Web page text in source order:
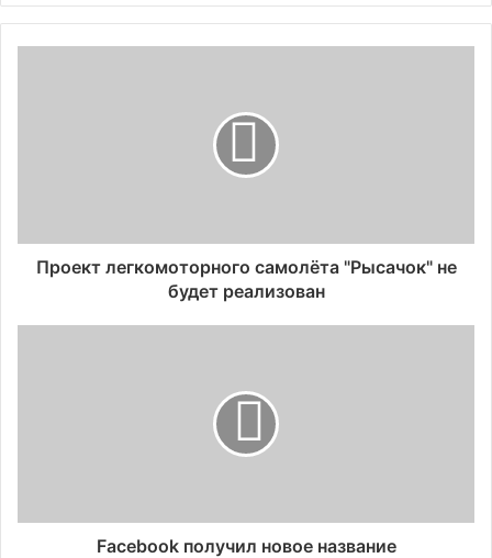
Проект легкомоторного самолёта "Рысачок" не
будет реализован
Facebook получил новое название